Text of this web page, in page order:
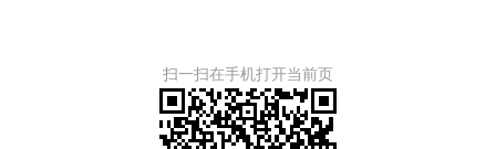
扫一扫在手机打开当前页